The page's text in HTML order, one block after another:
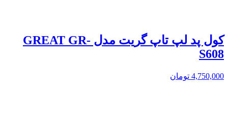
کول پد لپ تاپ گریت مدل GREAT GR-
S608
4,750,000 تومان